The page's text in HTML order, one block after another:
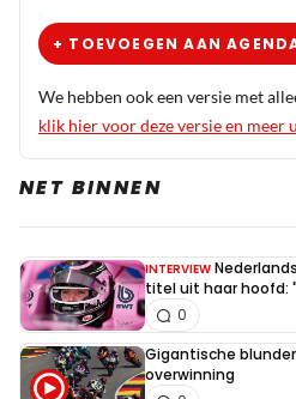
+ TOEVOEGEN AAN
We hebben ook een versie met
klik hier voor deze versie en meer
NET BINNEN
INTERVIEW
titel uit haar hoofd:
0
Gigantische
overwinning